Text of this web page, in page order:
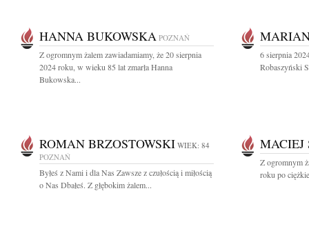
HANNA BUKOWSKA POZNAŃ
Z ogromnym żalem zawiadamiamy, że 20 sierpnia
2024 roku, w wieku 85 lat zmarła Hanna
Bukowska...
6 sierpnia
Robaszyński
ROMAN BRZOSTOWSKI WIEK: 84
POZNAŃ
Byłeś z Nami i dla Nas Zawsze z czułością i miłością
o Nas Dbałeś. Z głębokim żalem...
MACIEJ
Z ogromnym
roku po